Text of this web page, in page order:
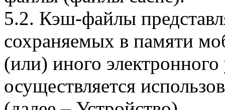
5.2. Кэш-файлы
сохраняемых в памяти
(или) иного электронного
осуществляется